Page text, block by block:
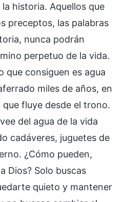
historia. Aquellos que
preceptos, las palabras
nunca podrán
perpetuo de la vida.
que consiguen es agua
miles de años, en
fluye desde el trono.
del agua de la vida
cadáveres, juguetes de
¿Cómo pueden,
Dios? Solo buscas
quieto y mantener